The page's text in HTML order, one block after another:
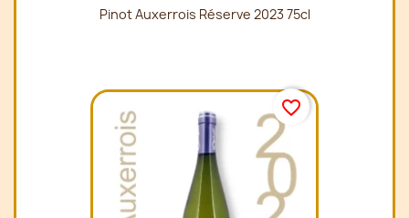
Pinot Auxerrois Réserve 2023 75cl
favorite_border